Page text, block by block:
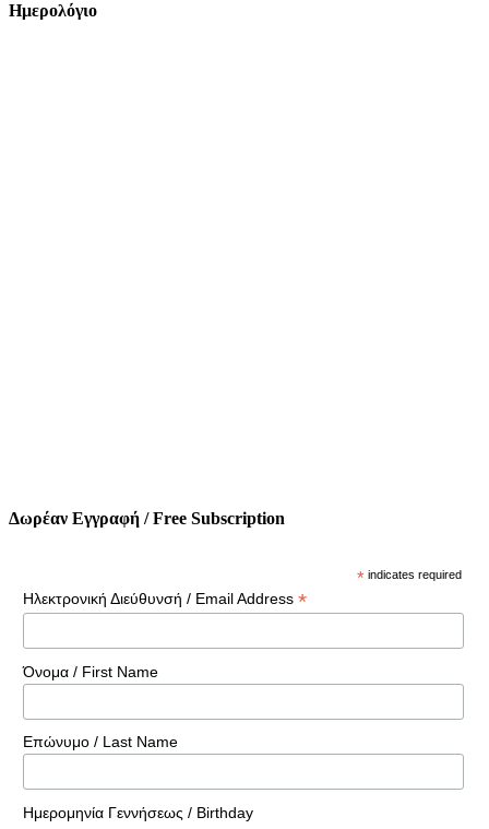
Ημερολόγιο
Δωρέαν Εγγραφή / Free Subscription
* indicates required
Ηλεκτρονική Διεύθυνσή / Email Address *
Όνομα / First Name
Επώνυμο / Last Name
Ημερομηνία Γεννήσεως / Birthday